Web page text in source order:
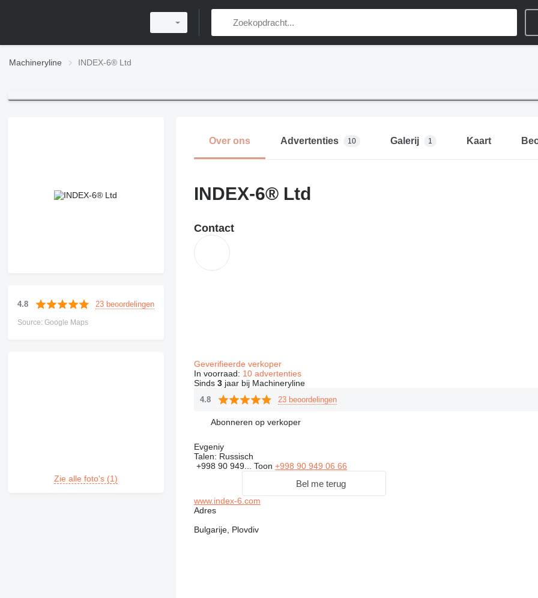
Machineryline INDEX-6® Ltd
4.8 23 beoordelingen
Source: Google Maps
Zie alle foto's (1)
Over ons Advertenties 10 Galerij 1 Kaart
INDEX-6® Ltd
Contact
Geverifieerde verkoper
In voorraad: 10 advertenties
Sinds 3jaar bij Machineryline
4.8 23 beoordelingen
Abonneren op verkoper
Evgeniy
Talen: Russisch
+998 90 949... Toon +998 90 949 06 66
Bel me terug
www.index-6.com
Adres
Bulgarije, Plovdiv